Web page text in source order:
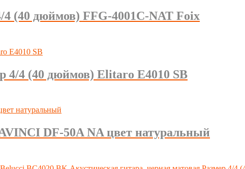
4 (40 дюймов) FFG-4001C-NAT Foix
4/4 (40 дюймов) Elitaro E4010 SB
DF-50A NA цвет натуральный